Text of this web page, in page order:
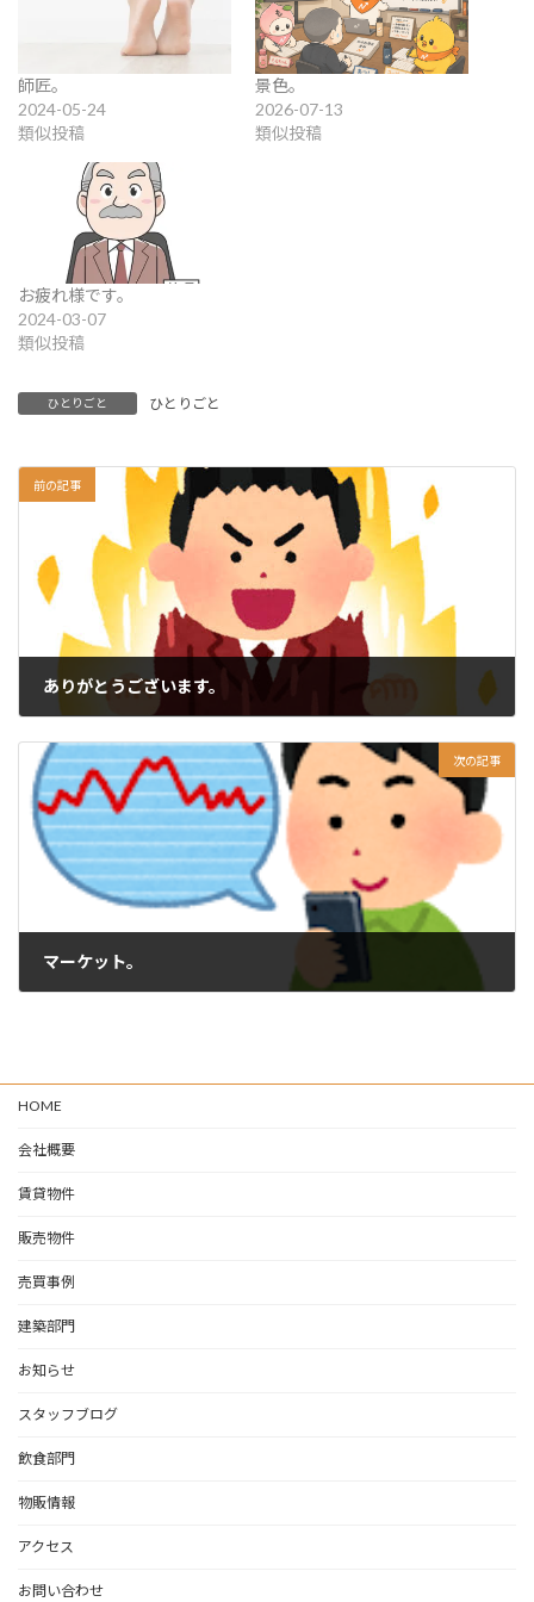
師匠。
2024-05-24
類似投稿
景色。
2026-07-13
類似投稿
お疲れ様です。
2024-03-07
類似投稿
ひとりごと ひとりごと
前の記事
ありがとうございます。
次の記事
マーケット。
HOME
会社概要
賃貸物件
販売物件
売買事例
建築部門
お知らせ
スタッフブログ
飲食部門
物販情報
アクセス
お問い合わせ